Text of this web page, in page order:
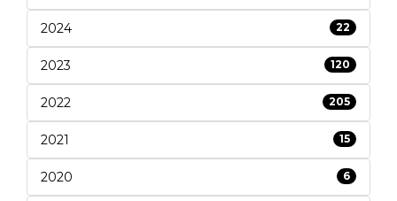
2024 22
2023 120
2022 205
2021 15
2020 6